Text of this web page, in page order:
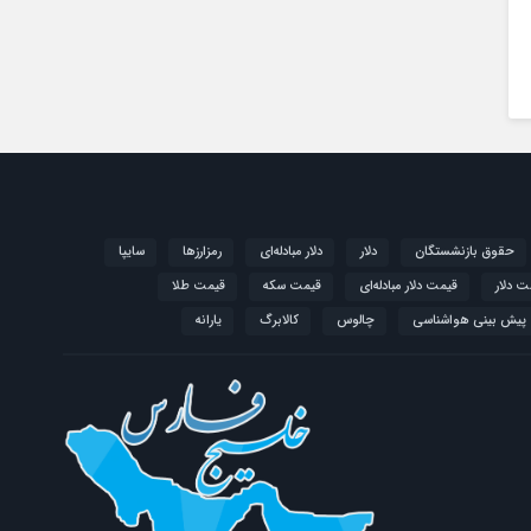
حقوق بازنشستگان دلار دلار مبادله‌ای رمزارزها
سایپا
دلار
قیمت دلار مبادله‌ای قیمت سکه
قیمت طلا
پیش بینی هواشناسی
چالوس کالابرگ یارانه